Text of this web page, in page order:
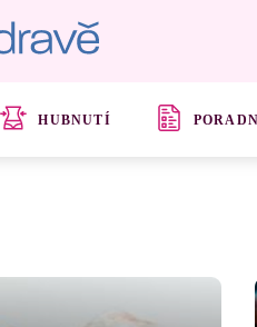
HUBNUTÍ